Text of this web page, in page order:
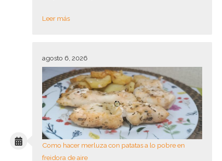
Leer más
agosto 6, 2026
Como hacer merluza con patatas a lo pobre en
freidora de aire